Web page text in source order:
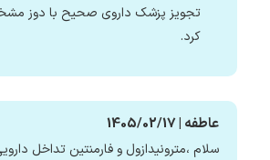
تجویز پزشک داروی صحیح با دوز
کرد.
عاطفه | 1405/02/17
سلام ،مترونیدازول و فارمنتین تداخل